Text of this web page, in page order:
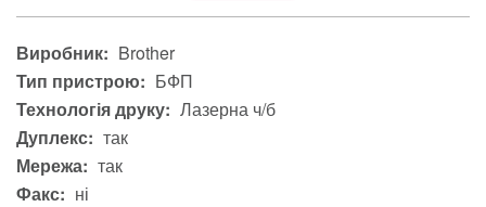
Виробник: Brother
Тип пристрою: БФП
Технологія друку: Лазерна ч/б
Дуплекс: так
Мережа: так
Факс: ні